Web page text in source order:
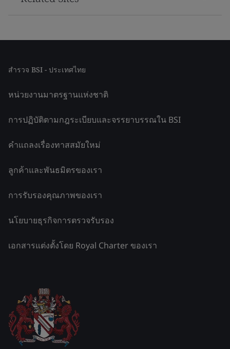
สำรวจ BSI - ประเทศไทย
หน่วยงานมาตรฐานแห่งชาติ
การปฏิบัติตามกฎระเบียบและจรรยาบรรณใน BSI
คำแถลงเรื่องทาสสมัยใหม่
ลูกค้าและพันธมิตรของเรา
การรับรองคุณภาพของเรา
นโยบายธุรกิจการตรวจรับรอง
เอกสารแต่งตั้งโดย Royal Charter ของเรา